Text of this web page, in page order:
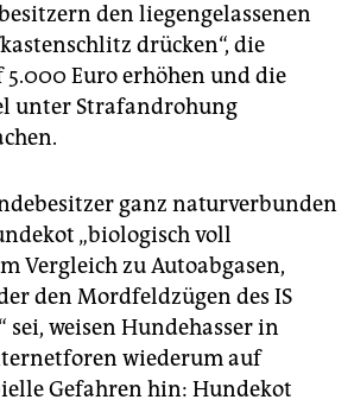
den liegengelassenen
drücken“, die
Euro erhöhen und die
unter Strafandrohung
ganz naturverbunden
„biologisch voll
Vergleich zu Autoabgasen,
den Mordfeldzügen des IS
sei, weisen Hundehasser in
wiederum auf
Gefahren hin: Hundekot